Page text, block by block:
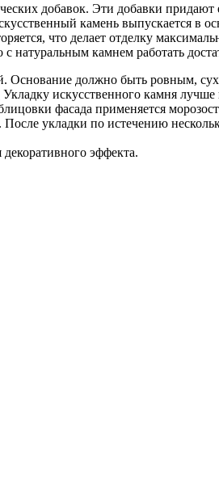
добавок. Эти добавки
камень выпускается в
что делает отделку
натуральным камнем работать
Основание должно быть ровным,
Укладку искусственного камня
фасада применяется
укладки по истечению
эффекта.